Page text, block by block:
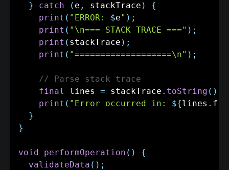
}
catch ( e , stackTrace )
{
print ( "ERROR: $e" ) ;
print ( "\n=== STACK TRACE ===" ) ;
print ( stackTrace ) ;
print ( "===================\n" ) ;
// Parse stack trace
final
lines = stackTrace . toString ( )
print ( "Error occurred in: ${lines .
}
}
void performOperation ( )
{
validateData ( ) ;